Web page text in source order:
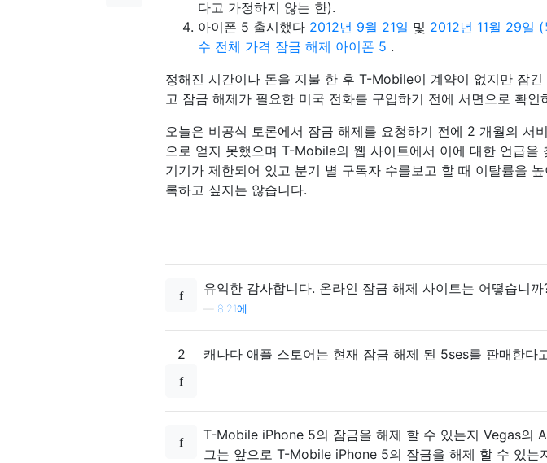
다고 가정하지 않는 한).
아이폰 5 출시했다 2012년 9월 21일 및 2012년 11월 29일
수 전체 가격 잠금 해제 아이폰 5 .
정해진 시간이나 돈을 지불 한 후 T-Mobile이 계약이 없지만 잠
고 잠금 해제가 필요한 미국 전화를 구입하기 전에 서면으로 확인
오늘은 비공식 토론에서 잠금 해제를 요청하기 전에 2 개월의 서
으로 얻지 못했으며 T-Mobile의 웹 사이트에서 이에 대한 언급을
기기가 제한되어 있고 분기 별 구독자 수를보고 할 때 이탈률을
록하고 싶지는 않습니다.
유익한 감사합니다. 온라인 잠금 해제 사이트는 어떻습니
8:21에
2 캐나다 애플 스토어는 현재 잠금 해제 된 5ses를 판매한다
T-Mobile iPhone 5의 잠금을 해제 할 수 있는지 Vegas의
그는 앞으로 T-Mobile iPhone 5의 잠금을 해제 할 수 있는